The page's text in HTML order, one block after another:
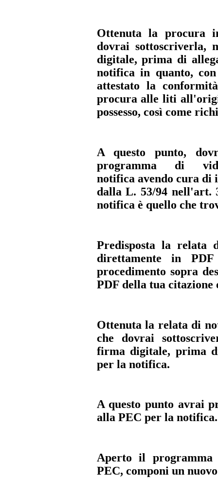
Ottenuta la procura
dovrai sottoscriverla,
digitale, prima di
notifica in quanto,
attestato la
procura alle liti
possesso, così come
A questo punto,
programma di
notificaavendo cura di
dalla L. 53/94 nell'art.
notifica è quello che
Predisposta la
direttamente in PDF
procedimento sopra
PDF della tua citazione
Ottenuta la relata di
che dovrai
firma digitale, prima
per la notifica.
A questo punto avrai
alla PEC per la notifica.
Aperto il
PEC, componi un